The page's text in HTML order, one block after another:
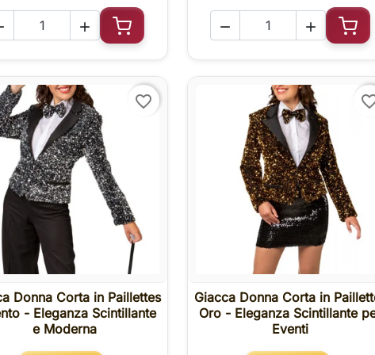

Aggiungi al carrello


favorite_border
 Anteprima
Donna Corta in Paillettes
- Eleganza Scintillante
e Moderna
 Anteprima
Giacca Donna Corta in
Oro - Eleganza Scintillante
Eventi